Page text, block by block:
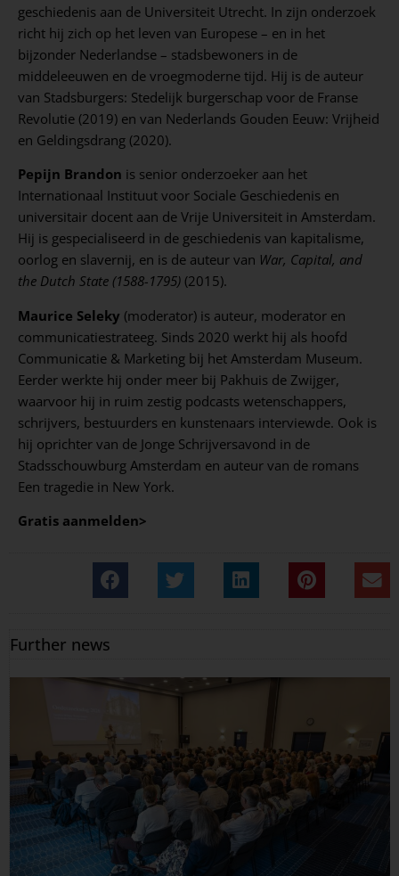
geschiedenis aan de Universiteit Utrecht. In zijn onderzoek
richt hij zich op het leven van Europese – en in het
bijzonder Nederlandse – stadsbewoners in de
middeleeuwen en de vroegmoderne tijd. Hij is de auteur
van Stadsburgers: Stedelijk burgerschap voor de Franse
Revolutie (2019) en van Nederlands Gouden Eeuw: Vrijheid
en Geldingsdrang (2020).
Pepijn Brandon is senior onderzoeker aan het
Internationaal Instituut voor Sociale Geschiedenis en
universitair docent aan de Vrije Universiteit in Amsterdam.
Hij is gespecialiseerd in de geschiedenis van kapitalisme,
oorlog en slavernij, en is de auteur van War, Capital, and
the Dutch State (1588-1795) (2015).
Maurice Seleky (moderator) is auteur, moderator en
communicatiestrateeg. Sinds 2020 werkt hij als hoofd
Communicatie & Marketing bij het Amsterdam Museum.
Eerder werkte hij onder meer bij Pakhuis de Zwijger,
waarvoor hij in ruim zestig podcasts wetenschappers,
schrijvers, bestuurders en kunstenaars interviewde. Ook is
hij oprichter van de Jonge Schrijversavond in de
Stadsschouwburg Amsterdam en auteur van de romans
Een tragedie in New York.
Gratis aanmelden>
Further news